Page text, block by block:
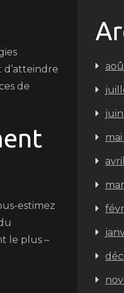
d’atteindre
de
estimez
le plus –